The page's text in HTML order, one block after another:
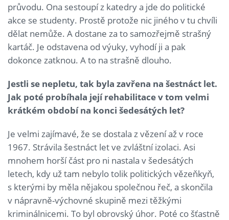
průvodu. Ona sestoupí z katedry a jde do politické
akce se studenty. Prostě protože nic jiného v tu chvíli
dělat nemůže. A dostane za to samozřejmě strašný
kartáč. Je odstavena od výuky, vyhodí ji a pak
dokonce zatknou. A to na strašně dlouho.
Jestli se nepletu, tak byla zavřena na šestnáct let.
Jak poté probíhala její rehabilitace v tom velmi
krátkém období na konci šedesátých let?
Je velmi zajímavé, že se dostala z vězení až v roce
1967. Strávila šestnáct let ve zvláštní izolaci. Asi
mnohem horší část pro ni nastala v šedesátých
letech, kdy už tam nebylo tolik politických vězeňkyň,
s kterými by měla nějakou společnou řeč, a skončila
v nápravně-výchovné skupině mezi těžkými
kriminálnicemi. To byl obrovský úhor. Poté co šťastně